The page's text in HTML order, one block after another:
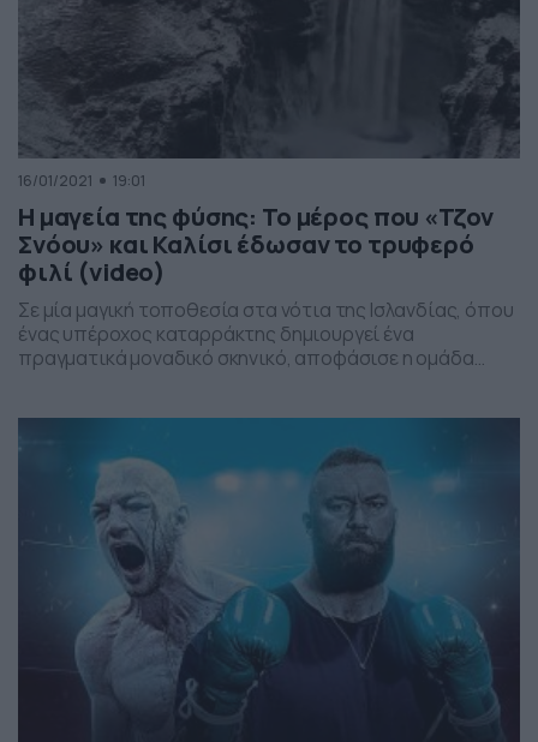
16/01/2021 19:01
Η μαγεία της φύσης: Το μέρος που «Τζον
Σνόου» και Καλίσι έδωσαν το τρυφερό
φιλί (video)
Σε μία μαγική τοποθεσία στα νότια της Ισλανδίας, όπου
ένας υπέροχος καταρράκτης δημιουργεί ένα
πραγματικά μοναδικό σκηνικό, αποφάσισε η ομάδα
κύκλου και ο λόγος για το παθιασμένο ερωτικό φιλί που